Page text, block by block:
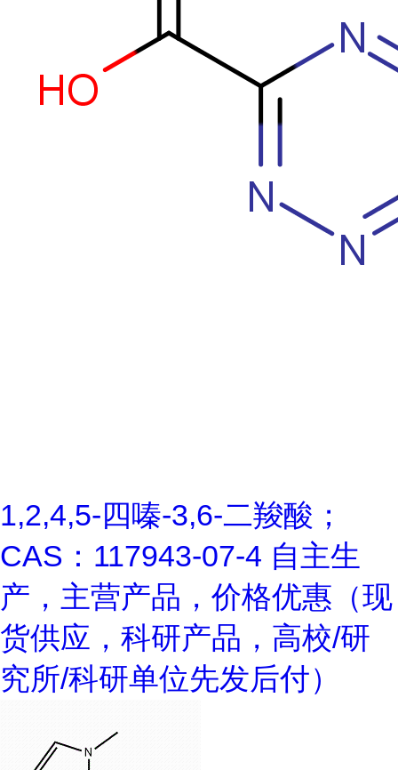
1,2,4,5-四嗪-3,6-二羧酸；
CAS：117943-07-4 自主生
产，主营产品，价格优惠（现
货供应，科研产品，高校/研
究所/科研单位先发后付）